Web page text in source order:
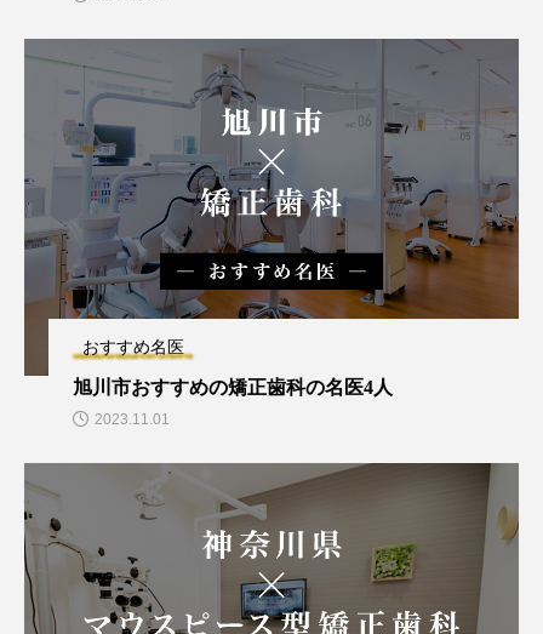
おすすめ名医
旭川市おすすめの矯正歯科の名医4人
2023.11.01